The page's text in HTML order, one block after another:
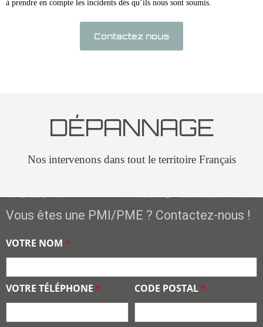
à prendre en compte les incidents dès qu’ils nous sont soumis.
Contactez nous
DÉPANNAGE
Nos intervenons dans tout le territoire Français
Vous êtes une PMI/PME ? Contactez-nous !
VOTRE NOM *
VOTRE TÉLÉPHONE * CODE POSTAL*